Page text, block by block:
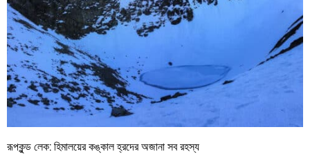
রূপকুন্ড লেক: হিমালয়ের কঙ্কাল হ্রদের অজানা সব রহস্য